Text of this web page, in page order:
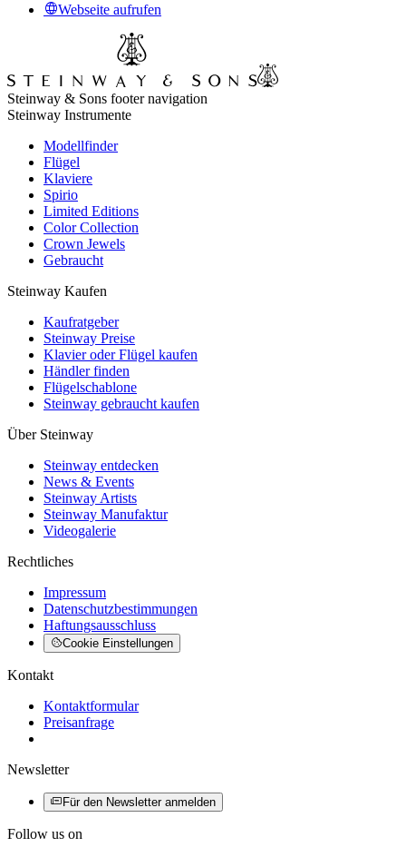
Webseite aufrufen
Steinway & Sons footer navigation
Steinway Instrumente
Modellfinder
Flügel
Klaviere
Spirio
Limited Editions
Color Collection
Crown Jewels
Gebraucht
Steinway Kaufen
Kaufratgeber
Steinway Preise
Klavier oder Flügel kaufen
Händler finden
Flügelschablone
Steinway gebraucht kaufen
Über Steinway
Steinway entdecken
News & Events
Steinway Artists
Steinway Manufaktur
Videogalerie
Rechtliches
Impressum
Datenschutzbestimmungen
Haftungsausschluss
Cookie Einstellungen
Kontakt
Kontaktformular
Preisanfrage
Newsletter
Für den Newsletter anmelden
Follow us on